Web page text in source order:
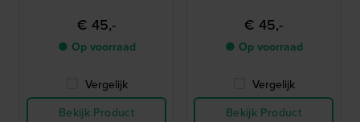
€ 45,-
● Op voorraad
Vergelijk
Bekijk Product
€ 45,-
● Op voorraad
Vergelijk
Bekijk Product